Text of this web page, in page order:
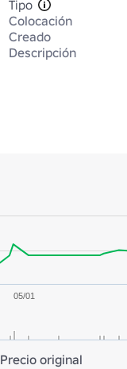
Tipo
Colocación
Creado
Descripción
05/01
Precio original